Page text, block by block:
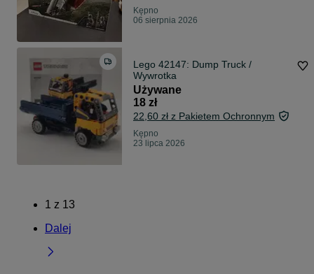
Kępno
06 sierpnia 2026
Lego 42147: Dump Truck /
Wywrotka
Używane
18 zł
22,60 zł z Pakietem Ochronnym
Kępno
23 lipca 2026
1 z 13
Dalej